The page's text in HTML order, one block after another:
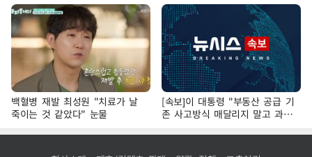
백혈병 재발 최성원 "치료가 날
죽이는 것 같았다" 눈물
[속보]이 대통령 "부동산 공급 기
존 사고방식 매달리지 말고 과감
히 실천"